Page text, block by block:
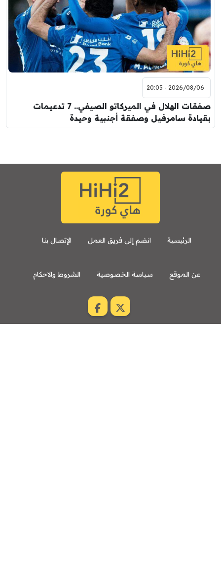
2026/08/06 - 20:05
صفقات الهلال في الميركاتو الصيفي.. 7 تدعيمات
بقيادة سامرفيل وصفقة أجنبية وحيدة
الرئيسية انضم إلى فريق العمل الإتصال بنا
عن الموقع سياسة الخصوصية الشروط والاحكام